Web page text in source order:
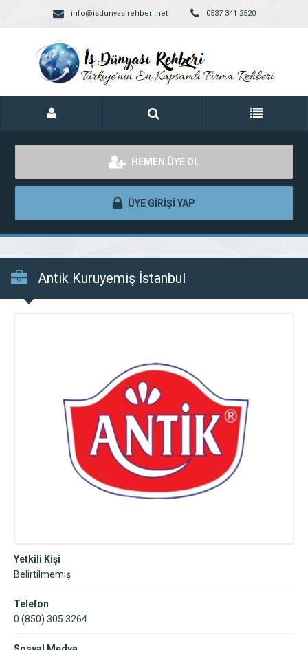
info@isdunyasirehberi.net 0537 341 2520
HEMEN ÜYE OL
ÜYE GİRİŞİ YAP
Antik Kuruyemiş İstanbul
Yetkili Kişi
Belirtilmemiş
Telefon
0 (850) 305 3264